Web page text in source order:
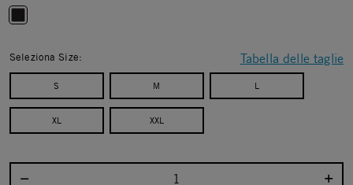
Tabella delle taglie
Seleziona Size:
S M L
XL XXL